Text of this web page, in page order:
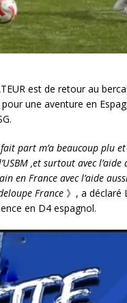
est de retour au
une aventure en
fait part m’a beaucoup plu
,et surtout avec l’aide
en France avec l’aide
France 》, a déclaré
en D4 espagnol.